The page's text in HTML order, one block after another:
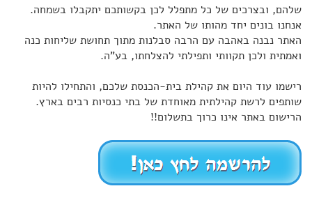
שלהם, ובצרכים של כל מתפלל לכן בקשותכם יתקבלו בשמחה.
אנחנו בונים יחד מהותו של האתר.
האתר נבנה באהבה עם הרבה סבלנות מתוך תחושת שליחות כנה
ואמתית ולכן תקוותי ותפילתי להצלחתו, בע"ה.
רישמו עוד היום את קהילת בית-הכנסת שלכם, והתחילו להיות
שותפים לרשת קהילתית מאוחדת של בתי כנסיות רבים בארץ.
הרישום באתר אינו כרוך בתשלום!!